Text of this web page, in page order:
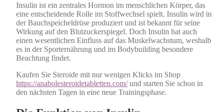
Insulin ist ein zen­trales Hor­mon im men­schlichen Kör­p­er, das
eine entschei­dende Rolle im Stof­fwech­sel spielt. Insulin wird in
der Bauch­spe­ichel­drüse pro­duziert und ist bekan­nt für seine
Wirkung auf den Blutzuck­er­spiegel. Doch Insulin hat auch
einen wesentlichen Ein­fluss auf das Muskelwach­s­tum, weshalb
es in der Sporternährung und im Body­build­ing beson­dere
Beach­tung find­et.
Kaufen Sie Steroide mit nur weni­gen Klicks im Shop
https://anabolesteroidetabletten.com/und starten Sie schon in
den näch­sten Tagen in eine neue Train­ingsphase.